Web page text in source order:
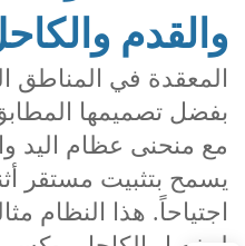
والقدم
المعقدة في المناطق
بفضل تصميمها
مع منحنى عظام اليد
يسمح بتثبيت مستقر
اجتياحاً. هذا النظام